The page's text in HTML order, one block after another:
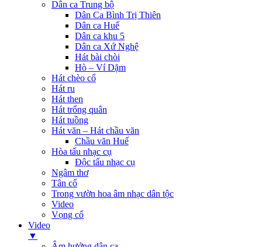
Dân ca Trung bộ
Dân Ca Bình Trị Thiên
Dân ca Huế
Dân ca khu 5
Dân ca Xứ Nghệ
Hát bài chòi
Hò – Ví Dặm
Hát chèo cổ
Hát ru
Hát then
Hát trống quân
Hát tuồng
Hát văn – Hát chầu văn
Chầu văn Huế
Hòa tấu nhạc cụ
Độc tấu nhạc cụ
Ngâm thơ
Tân cổ
Trong vườn hoa âm nhạc dân tộc
Video
Vọng cổ
Video
▼